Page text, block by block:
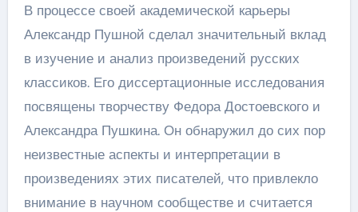
В процессе своей академической карьеры
Александр Пушной сделал значительный вклад
в изучение и анализ произведений русских
классиков. Его диссертационные исследования
посвящены творчеству Федора Достоевского и
Александра Пушкина. Он обнаружил до сих пор
неизвестные аспекты и интерпретации в
произведениях этих писателей, что привлекло
внимание в научном сообществе и считается